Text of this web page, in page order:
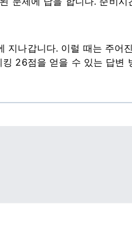
지나갑니다. 이럴 때는 주어
26점을 얻을 수 있는 답변